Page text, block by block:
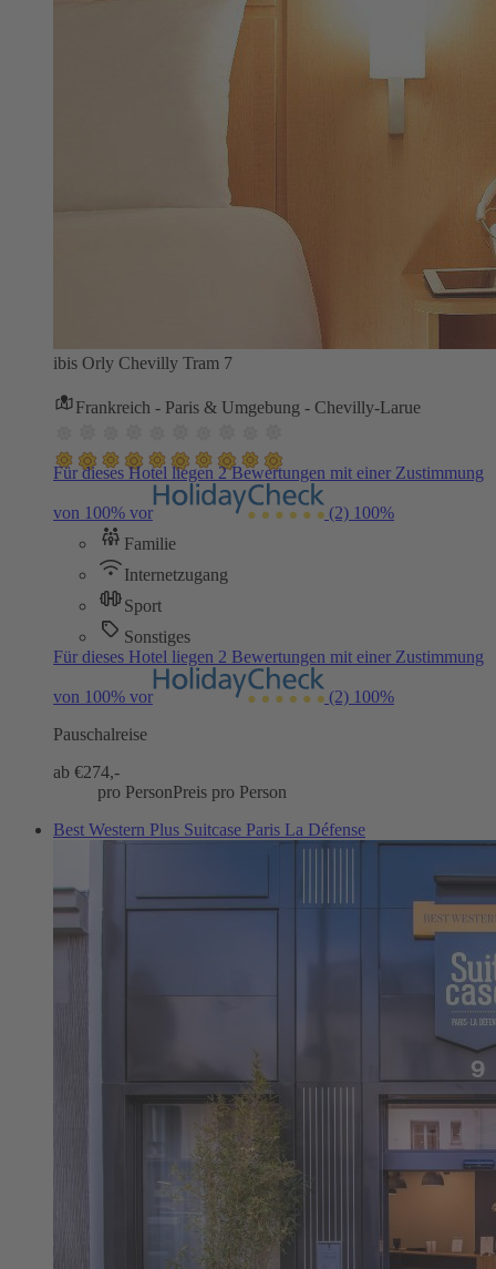
ibis Orly Chevilly Tram 7
Frankreich - Paris & Umgebung - Chevilly-Larue
Für dieses Hotel liegen 2 Bewertungen mit einer Zustimmung
von 100% vor (2) 100%
Familie
Internetzugang
Sport
Sonstiges
Für dieses Hotel liegen 2 Bewertungen mit einer Zustimmung
von 100% vor (2) 100%
Pauschalreise
ab €274,-
pro PersonPreis pro Person
Best Western Plus Suitcase Paris La Défense